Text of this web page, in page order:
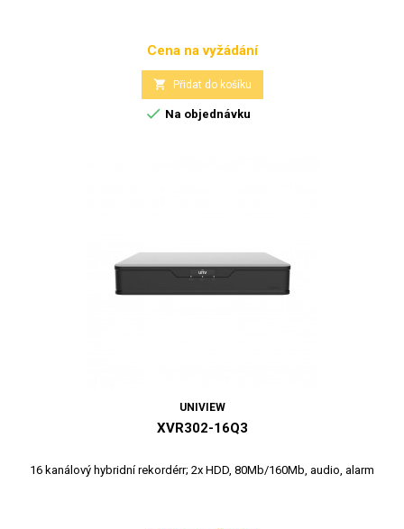
Cena
Cena na vyžádání
 Přidat do košíku
 Na objednávku
UNIVIEW
XVR302-16Q3
16 kanálový hybridní rekordérr; 2x HDD, 80Mb/160Mb, audio, alarm